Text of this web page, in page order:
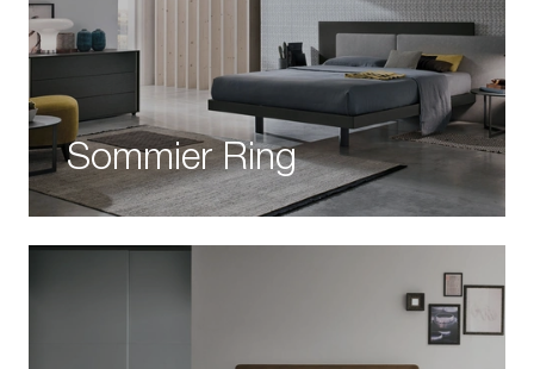
Sommier Ring